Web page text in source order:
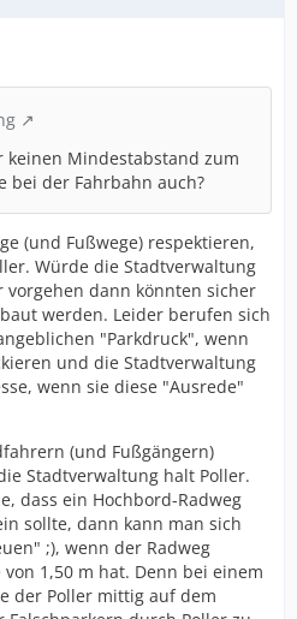
keinen Mindestabstand zum
bei der Fahrbahn auch?
(und Fußwege) respektieren,
Würde die Stadtverwaltung
vorgehen dann könnten sicher
werden. Leider berufen sich
"Parkdruck", wenn
und die Stadtverwaltung
wenn sie diese "Ausrede"
(und Fußgängern)
Stadtverwaltung halt Poller.
dass ein Hochbord-Radweg
sollte, dann kann man sich
;), wenn der Radweg
1,50 m hat. Denn bei einem
der Poller mittig auf dem